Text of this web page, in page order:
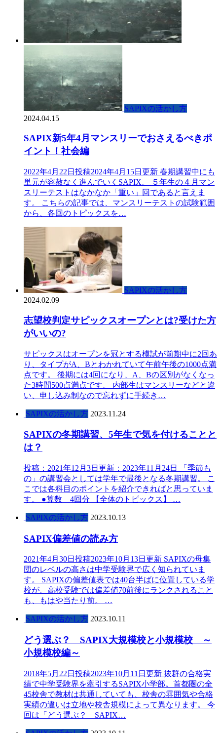
SAPIXの活かし方
2024.04.15
SAPIX新5年4月マンスリーでおさえるべきポ
イント！社会編
2022年4月22日投稿2024年4月15日更新 春期講習中にも
単元が容赦なく進んでいくSAPIX。 ５年生の４月マン
スリーテストはなかなか「重い」回であると言えま
す。 こちらの記事では、マンスリーテストの試験範囲
から、各回のトピックスを…
SAPIXの活かし方
2024.02.09
志望校判定サピックスオープンとは?受けた方
がいいの?
サピックスはオープンを冠とする模試が前期中に2回あ
り、タイプがA、Bとわかれていて午前午後の1000点満
点です。 後期には4回になり、A、Bの区別がなくなっ
た3時間500点満点です。 内部生はマンスリーなどと違
い、申し込み制なので忘れずに手続き…
SAPIXの活かし方 2023.11.24
SAPIXの冬期講習、5年生で気を付けることと
は？
投稿：2021年12月3日更新：2023年11月24日 「季節も
の」の講習会としては学年で最後となる冬期講習。 こ
こでは各科目のポイントを紹介できればと思っていま
す。 ●算数 4回分 【全体のトピックス】 …
SAPIXの活かし方 2023.10.13
SAPIX偏差値の読み方
2021年4月30日投稿2023年10月13日更新 SAPIXの母集
団のレベルの高さは中学受験界で広く知られていま
す。 SAPIXの偏差値表では40台半ばに位置している学
校が、高校受験では偏差値70前後にランクされること
も、もはや当たり前。 …
SAPIXの活かし方 2023.10.11
どう選ぶ？ SAPIX大規模校と小規模校 ～
小規模校編～
2018年5月22日投稿2023年10月11日更新 抜群の合格実
績で中学受験界を牽引するSAPIX小学部。首都圏の全
45校舎で教材は共通していても、校舎の雰囲気や合格
実績の違いは立地や校舎規模によって異なります。 今
回は「どう選ぶ？ SAPIX…